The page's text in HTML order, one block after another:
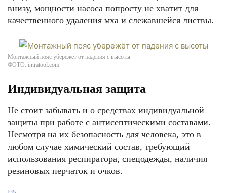
внизу, мощности насоса попросту не хватит для
качественного удаления мха и слежавшейся листвы.
Монтажный пояс убережёт от падения с высоты
ФОТО: intratool.com
Индивидуальная защита
Не стоит забывать и о средствах индивидуальной
защиты при работе с антисептическими составами.
Несмотря на их безопасность для человека, это в
любом случае химический состав, требующий
использования респиратора, спецодежды, наличия
резиновых перчаток и очков.